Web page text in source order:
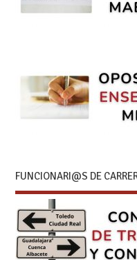
FUNCIONARI@S DE